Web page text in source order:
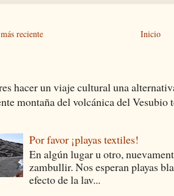
reciente Inicio
hacer un viaje cultural una
montaña del volcánica del Vesubio
Por favor ¡playas textiles!
En algún lugar u otro,
zambullir. Nos esperan playas
efecto de la lav...